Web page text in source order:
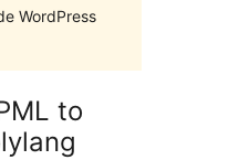
WordPress
to